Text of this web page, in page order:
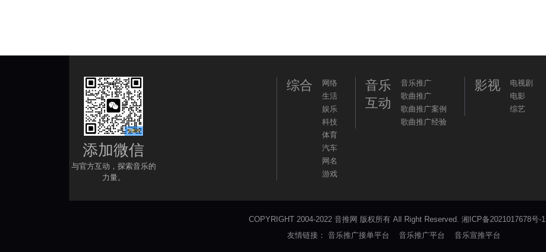
添加微信
与官方互动，探索音乐的
力量。
影视
电视剧
电影
综艺
音乐
互动
音乐推广
歌曲推广
歌曲推广案例
歌曲推广经验
综合
网络
生活
娱乐
科技
体育
汽车
网名
游戏
COPYRIGHT 2004-2022 音推网 版权所有 All Right Reserved. 湘ICP备2021017678号-1
友情链接： 音乐推广接单平台 音乐推广平台 音乐宣推平台